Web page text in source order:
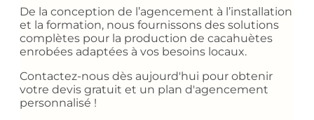
De la conception de l’agencement à l’installation
et la formation, nous fournissons des solutions
complètes pour la production de cacahuètes
enrobées adaptées à vos besoins locaux.
Contactez-nous dès aujourd'hui pour obtenir
votre devis gratuit et un plan d'agencement
personnalisé !